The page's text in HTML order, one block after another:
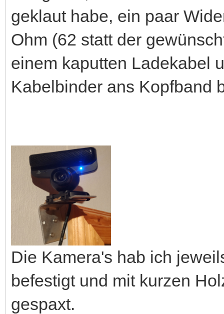
geklaut habe, ein paar
Ohm (62 statt der
einem kaputten Ladekabel
Kabelbinder ans Kopfband
Die Kamera's hab ich
befestigt und mit kurzen
gespaxt.